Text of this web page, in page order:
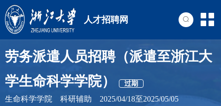
人才招聘网
劳务派遣人员招聘（派遣至浙江大
学生命科学学院）
过期
生命科学学院 科研辅助 2025/04/18至2025/05/05